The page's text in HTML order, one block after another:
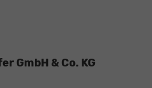
GmbH & Co. KG